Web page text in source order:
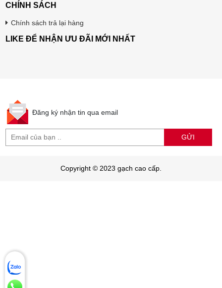
CHÍNH SÁCH
Chính sách trả lại hàng
LIKE ĐỂ NHẬN ƯU ĐÃI MỚI NHẤT
Đăng ký nhận tin qua email
GỬI
Copyright © 2023 gạch cao cấp.